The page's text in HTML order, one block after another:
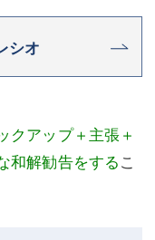
シオ
クアップ＋主張＋
和解勧告をするこ